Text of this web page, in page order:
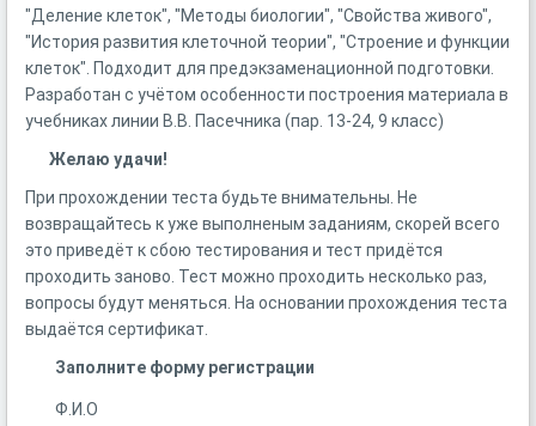
"Деление клеток", "Методы биологии", "Свойства живого",
"История развития клеточной теории", "Строение и функции
клеток". Подходит для предэкзаменационной подготовки.
Разработан с учётом особенности построения материала в
учебниках линии В.В. Пасечника (пар. 13-24, 9 класс)
Желаю удачи!
При прохождении теста будьте внимательны. Не
возвращайтесь к уже выполненым заданиям, скорей всего
это приведёт к сбою тестирования и тест придётся
проходить заново. Тест можно проходить несколько раз,
вопросы будут меняться. На основании прохождения теста
выдаётся сертификат.
Заполните форму регистрации
Ф.И.О